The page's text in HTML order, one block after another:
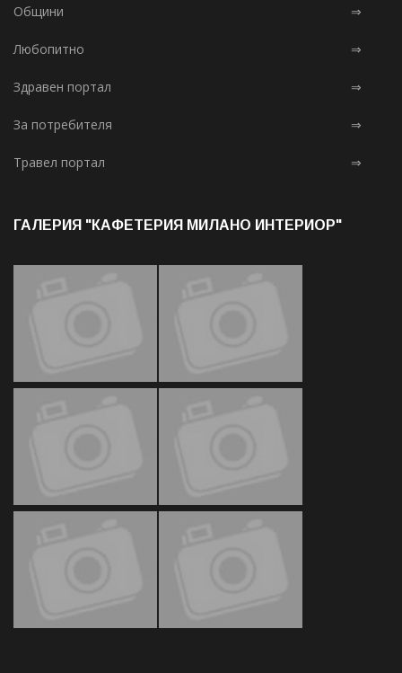
Общини ⇒
Любопитно ⇒
Здравен портал ⇒
За потребителя ⇒
Травел портал ⇒
ГАЛЕРИЯ "КАФЕТЕРИЯ МИЛАНО ИНТЕРИОР"